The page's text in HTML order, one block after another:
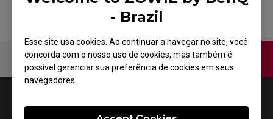
- Brazil
Esse site usa cookies. Ao continuar a navegar no site, você
concorda com o nosso uso de cookies, mas também é
possível gerenciar sua preferência de cookies em seus
navegadores.
Contate-nos